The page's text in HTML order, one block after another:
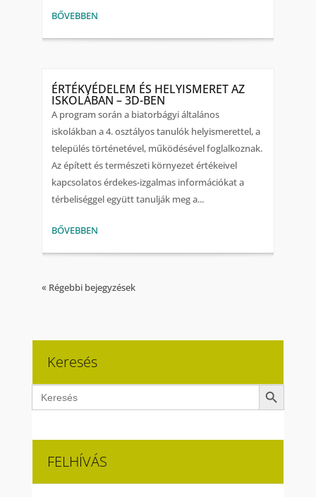
BŐVEBBEN
ÉRTÉKVÉDELEM ÉS HELYISMERET AZ
ISKOLÁBAN – 3D-BEN
A program során a biatorbágyi általános
iskolákban a 4. osztályos tanulók helyismerettel, a
település történetével, működésével foglalkoznak.
Az épített és természeti környezet értékeivel
kapcsolatos érdekes-izgalmas információkat a
térbeliséggel együtt tanulják meg a...
BŐVEBBEN
« Régebbi bejegyzések
Keresés
Search
for:
Search Button
FELHÍVÁS